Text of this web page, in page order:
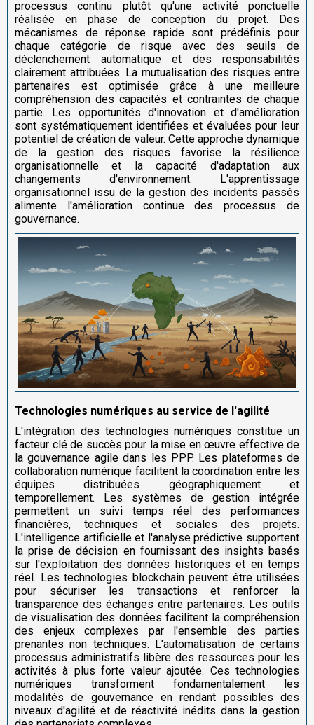
processus continu plutôt qu'une activité ponctuelle
réalisée en phase de conception du projet. Des
mécanismes de réponse rapide sont prédéfinis pour
chaque catégorie de risque avec des seuils de
déclenchement automatique et des responsabilités
clairement attribuées. La mutualisation des risques entre
partenaires est optimisée grâce à une meilleure
compréhension des capacités et contraintes de chaque
partie. Les opportunités d'innovation et d'amélioration
sont systématiquement identifiées et évaluées pour leur
potentiel de création de valeur. Cette approche dynamique
de la gestion des risques favorise la résilience
organisationnelle et la capacité d'adaptation aux
changements d'environnement. L'apprentissage
organisationnel issu de la gestion des incidents passés
alimente l'amélioration continue des processus de
gouvernance.
Technologies numériques au service de l'agilité
L'intégration des technologies numériques constitue un
facteur clé de succès pour la mise en œuvre effective de
la gouvernance agile dans les PPP. Les plateformes de
collaboration numérique facilitent la coordination entre les
équipes distribuées géographiquement et
temporellement. Les systèmes de gestion intégrée
permettent un suivi temps réel des performances
financières, techniques et sociales des projets.
L'intelligence artificielle et l'analyse prédictive supportent
la prise de décision en fournissant des insights basés
sur l'exploitation des données historiques et en temps
réel. Les technologies blockchain peuvent être utilisées
pour sécuriser les transactions et renforcer la
transparence des échanges entre partenaires. Les outils
de visualisation des données facilitent la compréhension
des enjeux complexes par l'ensemble des parties
prenantes non techniques. L'automatisation de certains
processus administratifs libère des ressources pour les
activités à plus forte valeur ajoutée. Ces technologies
numériques transforment fondamentalement les
modalités de gouvernance en rendant possibles des
niveaux d'agilité et de réactivité inédits dans la gestion